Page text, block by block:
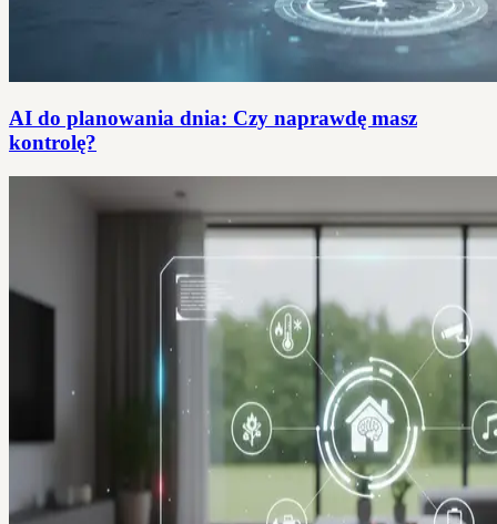
AI do planowania dnia: Czy naprawdę masz
kontrolę?